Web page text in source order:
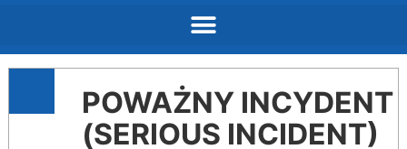
POWAŻNY INCYDENT
(SERIOUS INCIDENT)